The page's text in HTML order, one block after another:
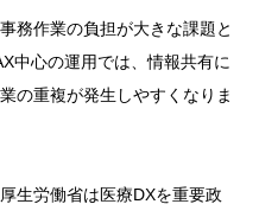
務作業の負担が大きな課題と
中心の運用では、情報共有に
の重複が発生しやすくなりま
生労働省は医療DXを重要政